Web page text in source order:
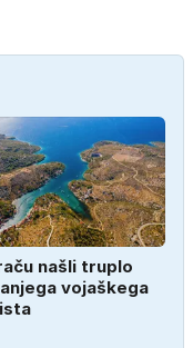
našli truplo
vojaškega